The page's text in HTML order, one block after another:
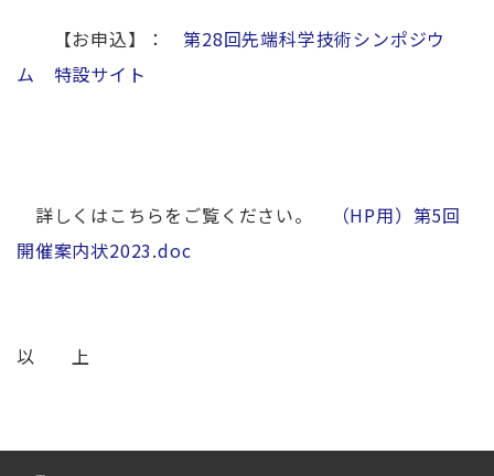
【お申込】：第28回先端科学技術シンポジウ
ム 特設サイト
詳しくはこちらをご覧ください。
（HP用）第5回
開催案内状2023.doc
以 上